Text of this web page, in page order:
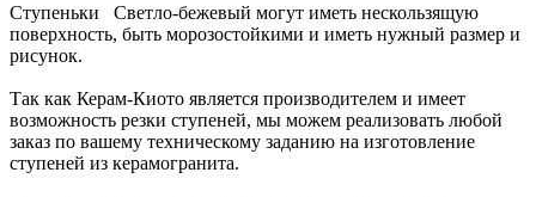
Ступеньки Светло-бежевый могут иметь нескользящую
поверхность, быть морозостойкими и иметь нужный размер и
рисунок.
Так как Керам-Киото является производителем и имеет
возможность резки ступеней, мы можем реализовать любой
заказ по вашему техническому заданию на изготовление
ступеней из керамогранита.